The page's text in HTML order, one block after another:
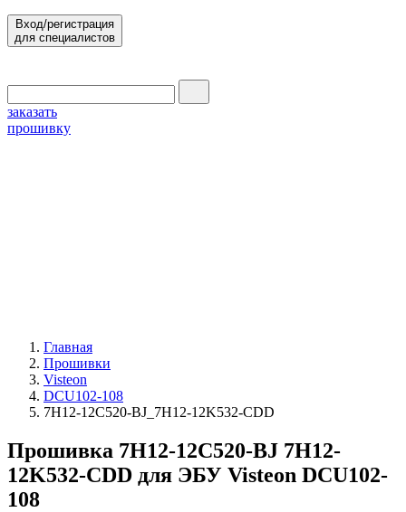
Вход/регистрация
для специалистов
заказать
прошивку
Главная
Прошивки
Visteon
DCU102-108
7H12-12C520-BJ_7H12-12K532-CDD
Прошивка 7H12-12C520-BJ 7H12-
12K532-CDD для ЭБУ Visteon DCU102-
108